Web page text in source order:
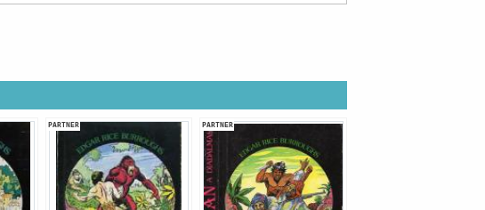
PARTNER PARTNER